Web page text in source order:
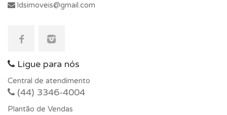
ldsimoveis@gmail.com
Ligue para nós
Central de atendimento
(44) 3346-4004
Plantão de Vendas